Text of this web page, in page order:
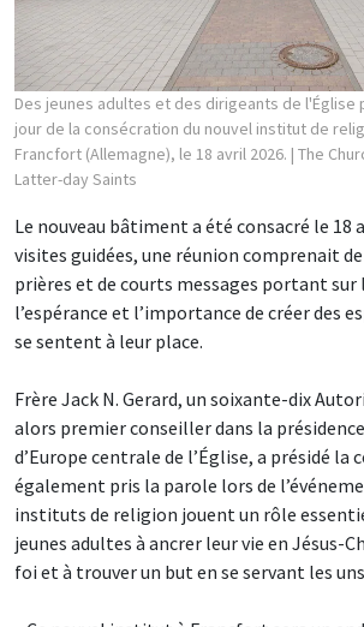
Des jeunes adultes et des dirigeants de l'Église
jour de la consécration du nouvel institut de
Francfort (Allemagne), le 18 avril 2026. | The
Latter-day Saints
Le nouveau bâtiment a été consacré le 18
visites guidées, une réunion comprenait
prières et de courts messages portant
l’espérance et l’importance de créer des
se sentent à leur place.
Frère Jack N. Gerard, un soixante-dix
alors premier conseiller dans la
d’Europe centrale de l’Église, a présidé la
également pris la parole lors de
instituts de religion jouent un rôle
jeunes adultes à ancrer leur vie en Jésus-
foi et à trouver un but en se servant les